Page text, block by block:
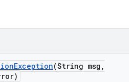
Exception(String msg ,